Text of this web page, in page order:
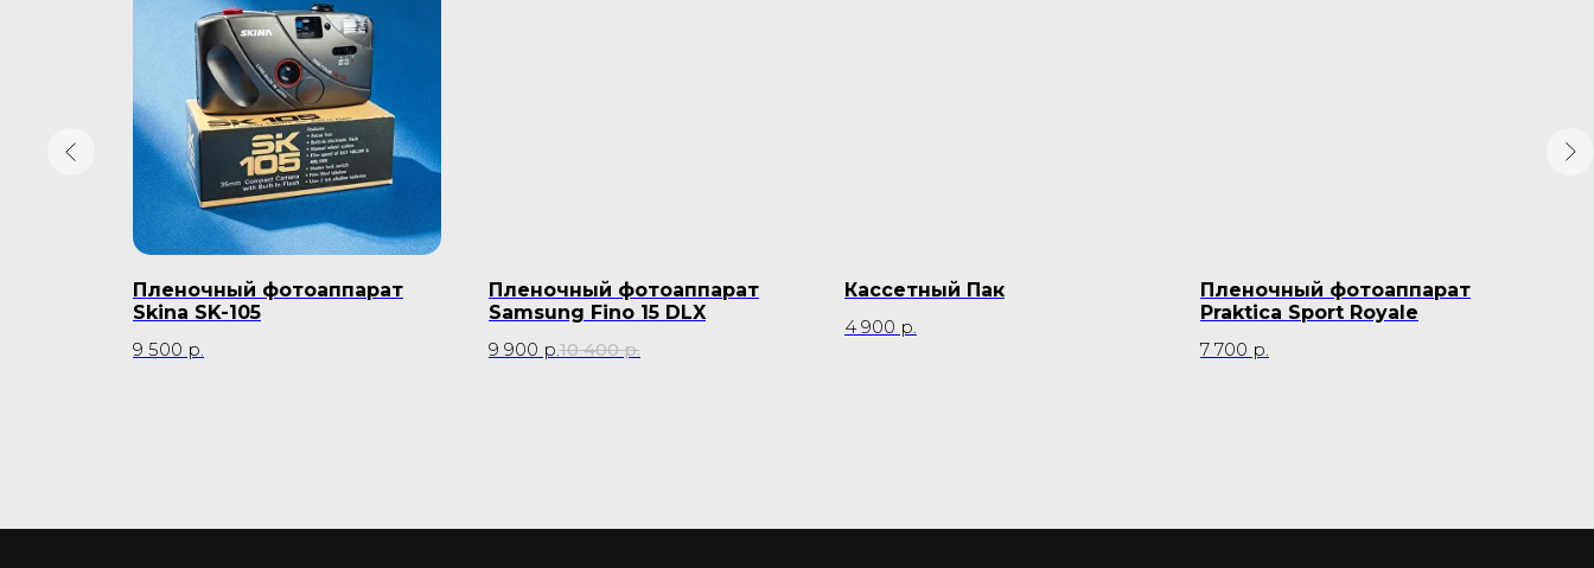
Пленочный фотоаппарат
Skina SK-105
9 500 р.
Пленочный фотоаппарат
Samsung Fino 15 DLX
9 900 р.10 400 р.
Кассетный Пак
4 900 р.
Пленочный фотоаппарат
Praktica Sport Royale
7 700 р.